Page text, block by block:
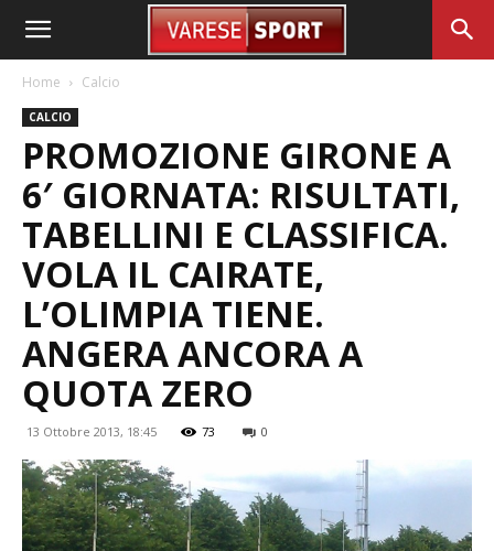
Home Calcio
CALCIO
PROMOZIONE GIRONE A
6′ GIORNATA: RISULTATI,
TABELLINI E CLASSIFICA.
VOLA IL CAIRATE,
L’OLIMPIA TIENE.
ANGERA ANCORA A
QUOTA ZERO
13 Ottobre 2013, 18:45 73 0